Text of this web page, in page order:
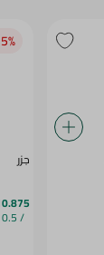
جزر
10.875
/ 0.5 كج